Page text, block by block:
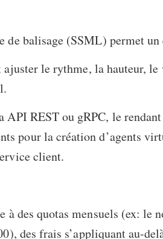
de balisage (SSML) permet
le rythme, la hauteur,
API REST ou gRPC, le
pour la création d’agents
client.
à des quotas mensuels (ex: le
des frais s’appliquant au-